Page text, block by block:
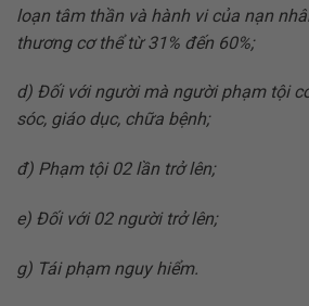
loạn tâm thần và hành vi của nạn
thương cơ thể từ 31% đến 60%;
d) Đối với người mà người phạm tội
sóc, giáo dục, chữa bệnh;
đ) Phạm tội 02 lần trở lên;
e) Đối với 02 người trở lên;
g) Tái phạm nguy hiểm.